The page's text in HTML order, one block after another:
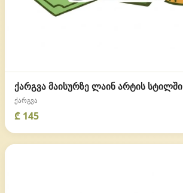
ქარგვა მაისურზე ლაინ არტის სტილში
ქარგვა
₾ 145